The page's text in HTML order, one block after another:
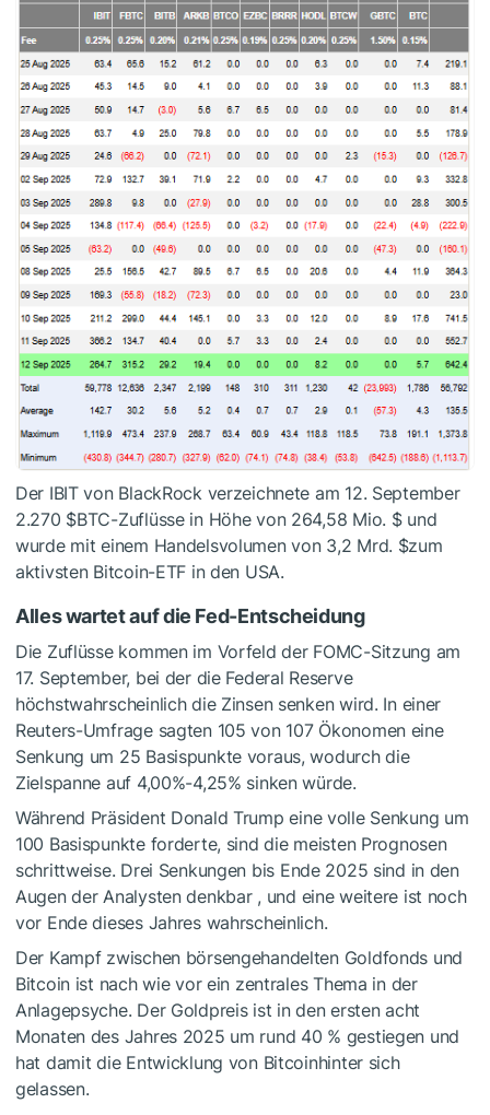
Der IBITvon BlackRockverzeichnete am 12. September
2.270 $BTC-Zuflüsse in Höhe von 264,58 Mio. $ und
wurde mit einem Handelsvolumenvon 3,2 Mrd. $zum
aktivsten Bitcoin-ETF in den USA.
Alles wartet auf die Fed-Entscheidung
Die Zuflüsse kommenim Vorfeld der FOMC-Sitzung am
17. September, bei der die Federal Reserve
höchstwahrscheinlichdie Zinsen senken wird. In einer
Reuters-Umfrage sagten 105 von 107 Ökonomen eine
Senkung um 25 Basispunkte voraus, wodurch die
Zielspanne auf 4,00%-4,25% sinken würde.
Während Präsident Donald Trumpeine volle Senkung um
100 Basispunkte forderte, sind die meisten Prognosen
schrittweise. Drei Senkungen bis Ende 2025 sind in den
AugenderAnalysten denkbar , und eine weitere ist noch
vor Ende dieses Jahres wahrscheinlich.
Der Kampf zwischen börsengehandelten Goldfonds und
Bitcoin ist nach wie vor ein zentrales Thema in der
Anlagepsyche. Der Goldpreis ist in den ersten acht
Monaten des Jahres 2025 um rund 40 % gestiegen und
hat damitdie Entwicklung vonBitcoinhinter sich
gelassen.